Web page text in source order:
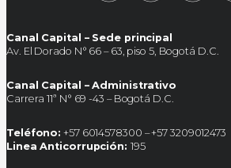
Canal Capital – Sede principal
Av. El Dorado N° 66 – 63, piso 5, Bogotá D.C.
Canal Capital – Administrativo
Carrera 11ª N° 69 -43 – Bogotá D.C.
Teléfono: +57 6014578300 – +57 3209012473
Linea Anticorrupción: 195